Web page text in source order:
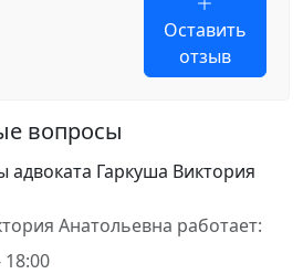
Оставить
отзыв
вопросы
адвоката Гаркуша Виктория
Анатольевна работает: